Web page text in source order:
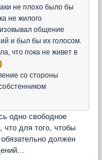
не плохо было бы
не жилого
общение
и был бы их голосом.
что пока не живет в
со стороны
одно свободное
что для того, чтобы
должен